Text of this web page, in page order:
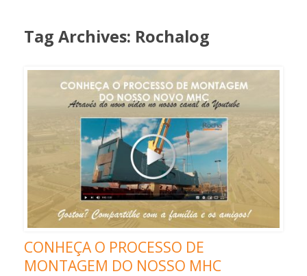
Tag Archives: Rochalog
CONHEÇA O PROCESSO DE
MONTAGEM DO NOSSO MHC